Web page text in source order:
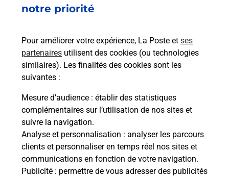
notre priorité
Pour améliorer votre expérience, La Poste et ses
partenaires utilisent des cookies (ou technologies
similaires). Les finalités des cookies sont les
suivantes :
Mesure d’audience : établir des statistiques
complémentaires sur l’utilisation de nos sites et
suivre la navigation.
Analyse et personnalisation : analyser les parcours
clients et personnaliser en temps réel nos sites et
communications en fonction de votre navigation.
Publicité : permettre de vous adresser des publicités
Questions fréquemment posées
Quel réseau utilise La Poste Mobile ?
Est-ce que je peux garder mon
numéro de mobile gratuitement ?
Est-ce que je peux bénéficier de la 5G
avec La Poste Mobile ?